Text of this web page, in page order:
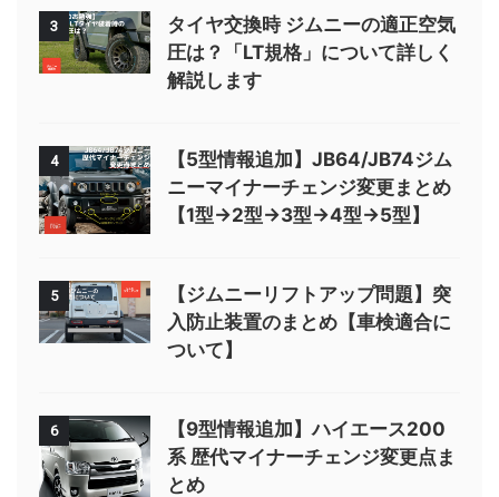
3
タイヤ交換時 ジムニーの適正空気
圧は？「LT規格」について詳しく
解説します
4
【5型情報追加】JB64/JB74ジム
ニーマイナーチェンジ変更まとめ
【1型→2型→3型→4型→5型】
5
【ジムニーリフトアップ問題】突
入防止装置のまとめ【車検適合に
ついて】
6
【9型情報追加】ハイエース200
系 歴代マイナーチェンジ変更点ま
とめ